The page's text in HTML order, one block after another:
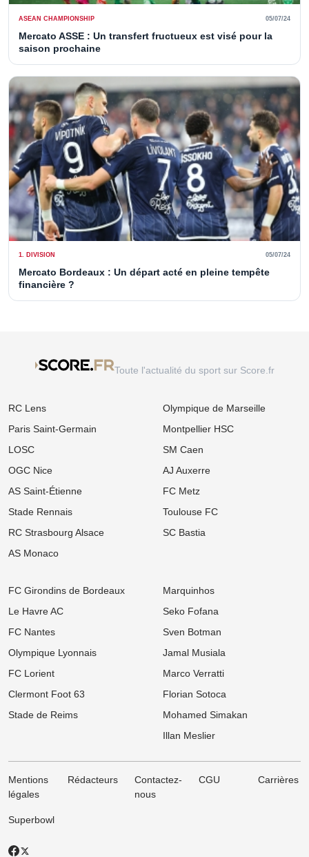
ASEAN CHAMPIONSHIP 05/07/24
Mercato ASSE : Un transfert fructueux est visé pour la
saison prochaine
1. DIVISION 05/07/24
Mercato Bordeaux : Un départ acté en pleine tempête
financière ?
Toute l'actualité du sport sur Score.fr
RC Lens
Paris Saint-Germain
LOSC
OGC Nice
AS Saint-Étienne
Stade Rennais
RC Strasbourg Alsace
AS Monaco
Olympique de Marseille
Montpellier HSC
SM Caen
AJ Auxerre
FC Metz
Toulouse FC
SC Bastia
FC Girondins de Bordeaux
Le Havre AC
FC Nantes
Olympique Lyonnais
FC Lorient
Clermont Foot 63
Stade de Reims
Marquinhos
Seko Fofana
Sven Botman
Jamal Musiala
Marco Verratti
Florian Sotoca
Mohamed Simakan
Illan Meslier
Mentions
légales
Rédacteurs
Contactez-
nous
CGU Carrières
Superbowl